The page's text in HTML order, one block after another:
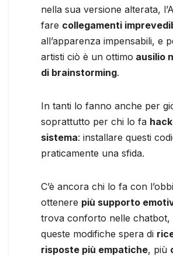
nella sua versione alterata,
fare collegamenti
all’apparenza impensabili, e
artisti ciò è un ottimo ausilio
di brainstorming.
In tanti lo fanno anche per
soprattutto per chi lo fa
sistema: installare questi
praticamente una sfida.
C’è ancora chi lo fa con
ottenere più supporto
trova conforto nelle chatbot,
queste modifiche spera di
risposte più empatiche, più